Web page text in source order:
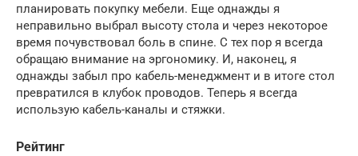
планировать покупку мебели. Еще однажды я
неправильно выбрал высоту стола и через некоторое
время почувствовал боль в спине. С тех пор я всегда
обращаю внимание на эргономику. И, наконец, я
однажды забыл про кабель-менеджмент и в итоге стол
превратился в клубок проводов. Теперь я всегда
использую кабель-каналы и стяжки.
Рейтинг